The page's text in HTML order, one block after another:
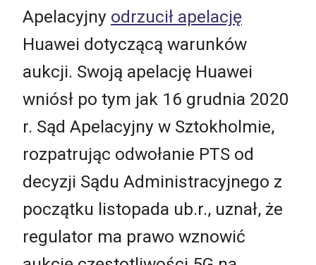
Apelacyjny odrzucił apelację
Huawei dotyczącą warunków
aukcji. Swoją apelację Huawei
wniósł po tym jak 16 grudnia 2020
r. Sąd Apelacyjny w Sztokholmie,
rozpatrując odwołanie PTS od
decyzji Sądu Administracyjnego z
początku listopada ub.r., uznał, że
regulator ma prawo wznowić